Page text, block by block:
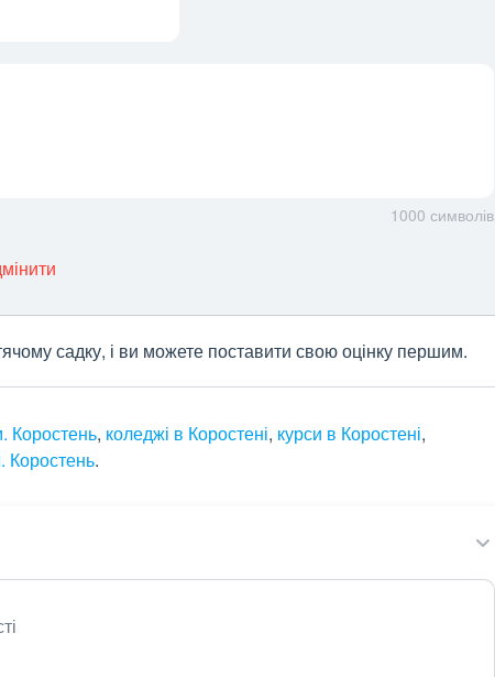
1000 символів
садку, і ви можете поставити свою оцінку першим.
Коростень, коледжі в Коростені, курси в Коростені,
Коростень.